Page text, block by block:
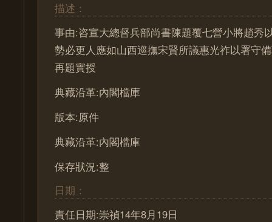
描述：
事由:咨宣大總督兵部尚書陳題覆七營小將趙秀
勢必更人應如山西巡撫宋賢所議惠光祚以署守
再題實授
典藏沿革:內閣檔庫
版本:原件
典藏沿革:內閣檔庫
保存狀況:整
日期：
責任日期:崇禎14年8月19日